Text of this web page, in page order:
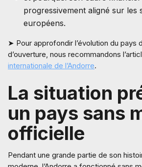
progressivement aligné sur les
européens.
➤ Pour approfondir l’évolution du pays
d’ouverture, nous recommandons
internationale de l’Andorre.
La situation
un pays sans
officielle
Pendant une grande partie de son